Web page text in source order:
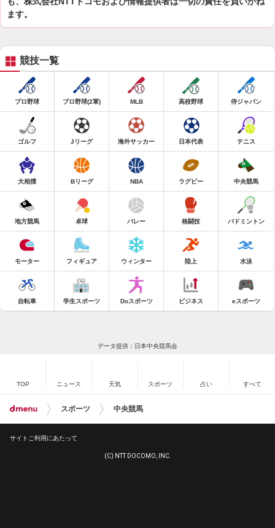
ます。
競技一覧
プロ野球 プロ野球(2軍) MLB 高校野球 侍ジャパン
ゴルフ Jリーグ 海外サッカー 日本代表 テニス
大相撲 Bリーグ NBA ラグビー 中央競馬
地方競馬 卓球 バレー 格闘技 バドミントン
モーター フィギュア ウィンター 陸上 水泳
自転車 学生スポーツ Doスポーツ ビジネス eスポーツ
データ提供：日本中央競馬会
TOP ニュース 天気 スポーツ 占い すべて
スポーツ 中央競馬
サイトご利用にあたって
(C) NTT DOCOMO, INC.